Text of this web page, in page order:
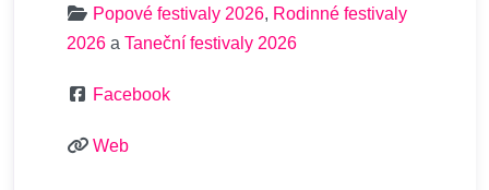
Popové festivaly 2026, Rodinné festivaly
2026 a Taneční festivaly 2026
Facebook
Web